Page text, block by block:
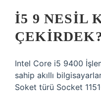
I5 9 NESIL
Intel Core i5 9400
sahip akıllı
Soket türü Socket